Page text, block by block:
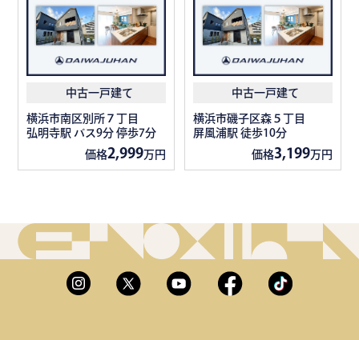
中古一戸建て
横浜市南区別所７丁目
弘明寺駅 バス9分 停歩7分
価格2,999万円
中古一戸建て
横浜市磯子区森５丁目
屏風浦駅 徒歩10分
価格3,199万円